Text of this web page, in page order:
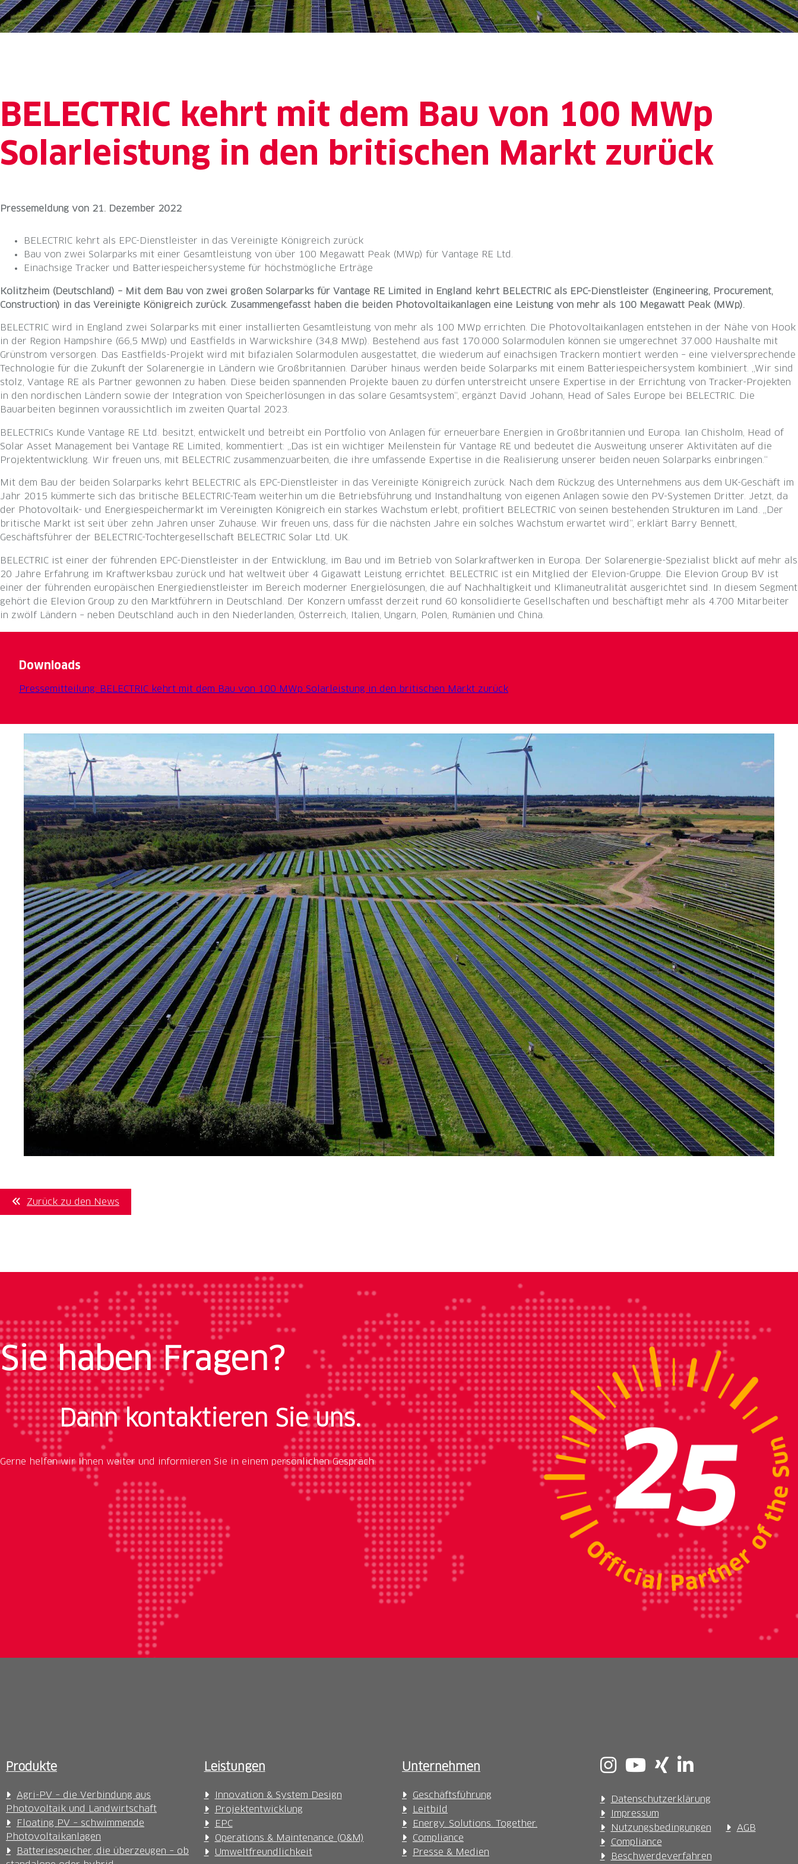
BELECTRIC kehrt mit dem Bau von 100 MWp
Solarleistung in den britischen Markt zurück
Pressemeldung von 21. Dezember 2022
BELECTRIC kehrt als EPC-Dienstleister in das Vereinigte Königreich zurück
Bau von zwei Solarparks mit einer Gesamtleistung von über 100 Megawatt Peak (MWp) für Vantage RE Ltd.
Einachsige Tracker und Batteriespeichersysteme für höchstmögliche Erträge
Kolitzheim (Deutschland) – Mit dem Bau von zwei großen Solarparks für Vantage RE Limited in England kehrt BELECTRIC als EPC-Dienstleister (Engineering, Procurement,
Construction) in das Vereinigte Königreich zurück. Zusammengefasst haben die beiden Photovoltaikanlagen eine Leistung von mehr als 100 Megawatt Peak (MWp).
BELECTRIC wird in England zwei Solarparks mit einer installierten Gesamtleistung von mehr als 100 MWp errichten. Die Photovoltaikanlagen entstehen in der Nähe von Hook
in der Region Hampshire (66,5 MWp) und Eastfields in Warwickshire (34,8 MWp). Bestehend aus fast 170.000 Solarmodulen können sie umgerechnet 37.000 Haushalte mit
Grünstrom versorgen. Das Eastfields-Projekt wird mit bifazialen Solarmodulen ausgestattet, die wiederum auf einachsigen Trackern montiert werden – eine vielversprechende
Technologie für die Zukunft der Solarenergie in Ländern wie Großbritannien. Darüber hinaus werden beide Solarparks mit einem Batteriespeichersystem kombiniert. „Wir sind
stolz, Vantage RE als Partner gewonnen zu haben. Diese beiden spannenden Projekte bauen zu dürfen unterstreicht unsere Expertise in der Errichtung von Tracker-Projekten
in den nordischen Ländern sowie der Integration von Speicherlösungen in das solare Gesamtsystem“, ergänzt David Johann, Head of Sales Europe bei BELECTRIC. Die
Bauarbeiten beginnen voraussichtlich im zweiten Quartal 2023.
BELECTRICs Kunde Vantage RE Ltd. besitzt, entwickelt und betreibt ein Portfolio von Anlagen für erneuerbare Energien in Großbritannien und Europa. Ian Chisholm, Head of
Solar Asset Management bei Vantage RE Limited, kommentiert: „Das ist ein wichtiger Meilenstein für Vantage RE und bedeutet die Ausweitung unserer Aktivitäten auf die
Projektentwicklung. Wir freuen uns, mit BELECTRIC zusammenzuarbeiten, die ihre umfassende Expertise in die Realisierung unserer beiden neuen Solarparks einbringen.“
Mit dem Bau der beiden Solarparks kehrt BELECTRIC als EPC-Dienstleister in das Vereinigte Königreich zurück. Nach dem Rückzug des Unternehmens aus dem UK-Geschäft im
Jahr 2015 kümmerte sich das britische BELECTRIC-Team weiterhin um die Betriebsführung und Instandhaltung von eigenen Anlagen sowie den PV-Systemen Dritter. Jetzt, da
der Photovoltaik- und Energiespeichermarkt im Vereinigten Königreich ein starkes Wachstum erlebt, profitiert BELECTRIC von seinen bestehenden Strukturen im Land. „Der
britische Markt ist seit über zehn Jahren unser Zuhause. Wir freuen uns, dass für die nächsten Jahre ein solches Wachstum erwartet wird“, erklärt Barry Bennett,
Geschäftsführer der BELECTRIC-Tochtergesellschaft BELECTRIC Solar Ltd. UK.
BELECTRIC ist einer der führenden EPC-Dienstleister in der Entwicklung, im Bau und im Betrieb von Solarkraftwerken in Europa. Der Solarenergie-Spezialist blickt auf mehr als
20 Jahre Erfahrung im Kraftwerksbau zurück und hat weltweit über 4 Gigawatt Leistung errichtet. BELECTRIC ist ein Mitglied der Elevion-Gruppe. Die Elevion Group BV ist
einer der führenden europäischen Energiedienstleister im Bereich moderner Energielösungen, die auf Nachhaltigkeit und Klimaneutralität ausgerichtet sind. In diesem Segment
gehört die Elevion Group zu den Marktführern in Deutschland. Der Konzern umfasst derzeit rund 60 konsolidierte Gesellschaften und beschäftigt mehr als 4.700 Mitarbeiter
in zwölf Ländern – neben Deutschland auch in den Niederlanden, Österreich, Italien, Ungarn, Polen, Rumänien und China.
Downloads
Pressemitteilung: BELECTRIC kehrt mit dem Bau von 100 MWp Solarleistung in den britischen Markt zurück
Zurück zu den News
Sie haben Fragen?
Dann kontaktieren Sie uns.
Gerne helfen wir Ihnen weiter und informieren Sie in einem persönlichen Gespräch.
Produkte
Agri-PV – die Verbindung aus
Photovoltaik und Landwirtschaft
Floating PV – schwimmende
Photovoltaikanlagen
Batteriespeicher, die überzeugen – ob
Leistungen
Innovation & System Design
Projektentwicklung
EPC
Operations & Maintenance (O&M)
Umweltfreundlichkeit
Unternehmen
Geschäftsführung
Leitbild
Energy. Solutions. Together.
Compliance
Presse & Medien
Datenschutzerklärung
Impressum
Nutzungsbedingungen
AGB
Compliance
Beschwerdeverfahren